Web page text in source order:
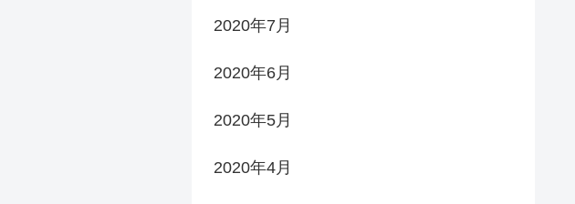
2020年7月
2020年6月
2020年5月
2020年4月